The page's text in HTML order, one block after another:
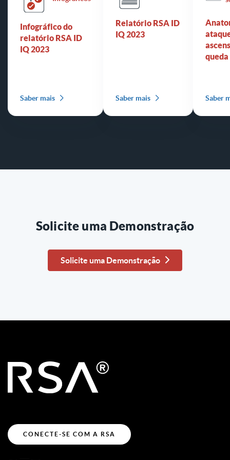
Infográfico do
relatório RSA ID
IQ 2023
Saber mais
Relatório RSA ID
IQ 2023
Saber mais
queda
Saber
Solicite uma Demonstração
Solicite uma Demonstração
CONECTE-SE COM A RSA